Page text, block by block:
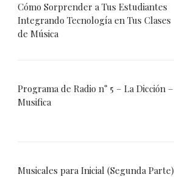
Cómo Sorprender a Tus Estudiantes
Integrando Tecnología en Tus Clases
de Música
Programa de Radio n° 5 – La Dicción –
Musifica
Musicales para Inicial (Segunda Parte)